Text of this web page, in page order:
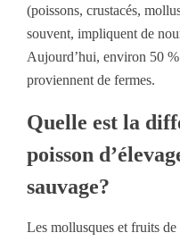
(poissons, crustacés,
souvent, impliquent de
Aujourd’hui, environ 50
proviennent de fermes.
Quelle est la
poisson
sauvage?
Les mollusques et fruits de